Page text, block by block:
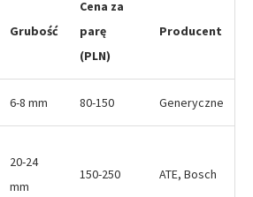
Grubość
Cena za
parę
(PLN)
Producent
6-8 mm 80-150 Generyczne
20-24
mm
150-250 ATE, Bosch